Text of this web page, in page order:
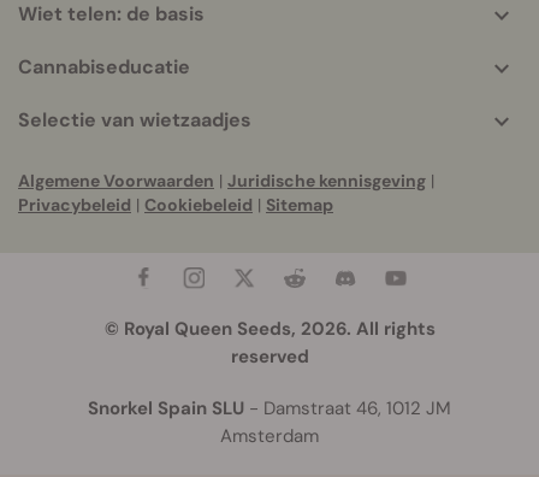
Wiet telen: de basis
Cannabiseducatie
Selectie van wietzaadjes
Algemene Voorwaarden | Juridische kennisgeving |
Privacybeleid | Cookiebeleid | Sitemap
© Royal Queen Seeds, 2026. All rights
reserved
Snorkel Spain SLU - Damstraat 46, 1012 JM
Amsterdam